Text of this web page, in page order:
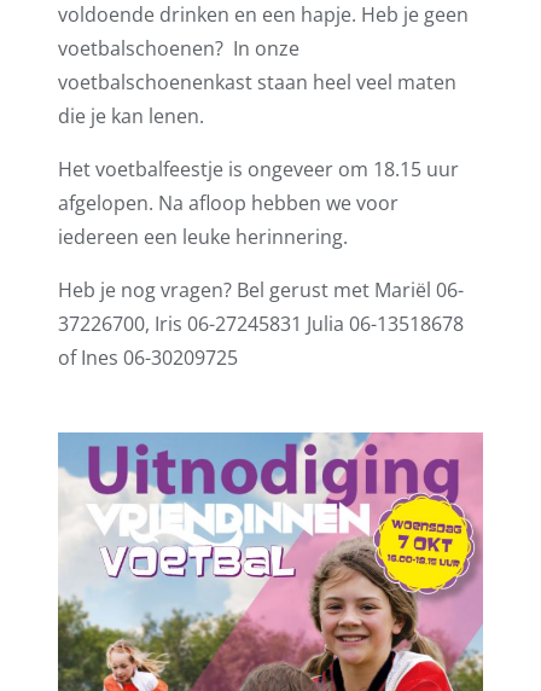
voldoende drinken en een hapje. Heb je geen
voetbalschoenen? In onze
voetbalschoenenkast staan heel veel maten
die je kan lenen.
Het voetbalfeestje is ongeveer om 18.15 uur
afgelopen. Na afloop hebben we voor
iedereen een leuke herinnering.
Heb je nog vragen? Bel gerust met Mariël 06-
37226700, Iris 06-27245831 Julia 06-13518678
of Ines 06-30209725